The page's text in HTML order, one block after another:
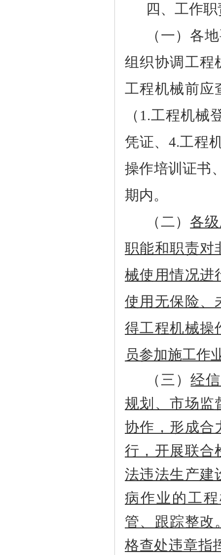
四、工作职
（一）各
组织协调工程
工程机械前应
（ 1.工程机械
凭证、 4.工程
操作培训证书
期内。
（二） 各
职能和职责对
械使用情况进
使用无保险、
得工程机械操
员参加施工作
（三）经
规划、市场监
协作，形成合
行，开展联合
法违法生产建
病作业的工
管、跟踪整改
格查处违章指